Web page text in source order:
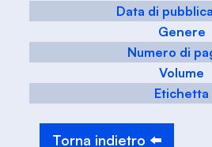
Data di
Genere
Numero di
Volume
Etichetta
Torna indietro ⬅️